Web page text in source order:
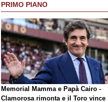
PRIMO PIANO
Memorial Mamma e Papà Cairo -
Clamorosa rimonta e il Toro vince